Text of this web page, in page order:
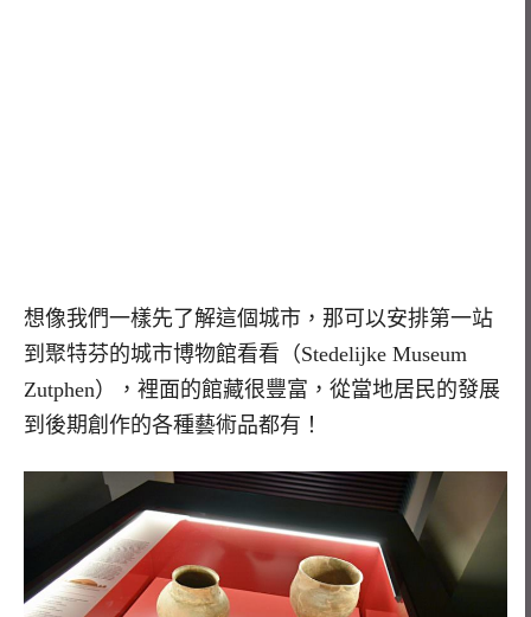
想像我們一樣先了解這個城市，那可以安排第一站
到聚特芬的城市博物館看看（Stedelijke Museum
Zutphen），裡面的館藏很豐富，從當地居民的發展
到後期創作的各種藝術品都有！